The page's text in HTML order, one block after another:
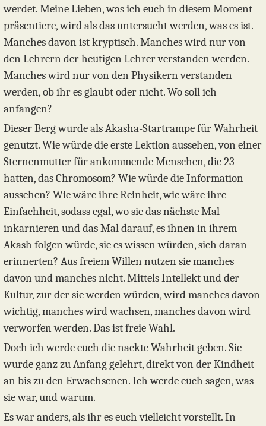
werdet. Meine Lieben, was ich euch in diesem Moment
präsentiere, wird als das untersucht werden, was es ist.
Manches davon ist kryptisch. Manches wird nur von
den Lehrern der heutigen Lehrer verstanden werden.
Manches wird nur von den Physikern verstanden
werden, ob ihr es glaubt oder nicht. Wo soll ich
anfangen?
Dieser Berg wurde als Akasha-Startrampe für Wahrheit
genutzt. Wie würde die erste Lektion aussehen, von einer
Sternenmutter für ankommende Menschen, die 23
hatten, das Chromosom? Wie würde die Information
aussehen? Wie wäre ihre Reinheit, wie wäre ihre
Einfachheit, sodass egal, wo sie das nächste Mal
inkarnieren und das Mal darauf, es ihnen in ihrem
Akash folgen würde, sie es wissen würden, sich daran
erinnerten? Aus freiem Willen nutzen sie manches
davon und manches nicht. Mittels Intellekt und der
Kultur, zur der sie werden würden, wird manches davon
wichtig, manches wird wachsen, manches davon wird
verworfen werden. Das ist freie Wahl.
Doch ich werde euch die nackte Wahrheit geben. Sie
wurde ganz zu Anfang gelehrt, direkt von der Kindheit
an bis zu den Erwachsenen. Ich werde euch sagen, was
sie war, und warum.
Es war anders, als ihr es euch vielleicht vorstellt. In